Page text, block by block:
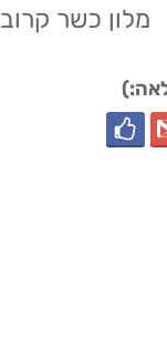
מלון כשר קרוב